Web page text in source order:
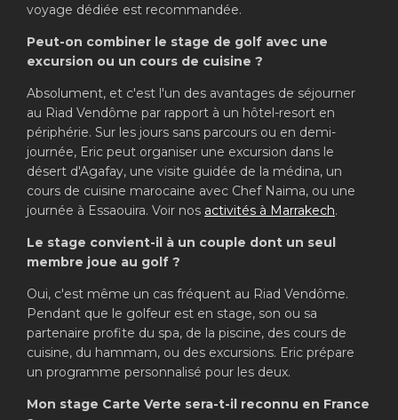
voyage dédiée est recommandée.
Peut-on combiner le stage de golf avec une
excursion ou un cours de cuisine ?
Absolument, et c'est l'un des avantages de séjourner
au Riad Vendôme par rapport à un hôtel-resort en
périphérie. Sur les jours sans parcours ou en demi-
journée, Eric peut organiser une excursion dans le
désert d'Agafay, une visite guidée de la médina, un
cours de cuisine marocaine avec Chef Naima, ou une
journée à Essaouira. Voir nos activités à Marrakech.
Le stage convient-il à un couple dont un seul
membre joue au golf ?
Oui, c'est même un cas fréquent au Riad Vendôme.
Pendant que le golfeur est en stage, son ou sa
partenaire profite du spa, de la piscine, des cours de
cuisine, du hammam, ou des excursions. Eric prépare
un programme personnalisé pour les deux.
Mon stage Carte Verte sera-t-il reconnu en France